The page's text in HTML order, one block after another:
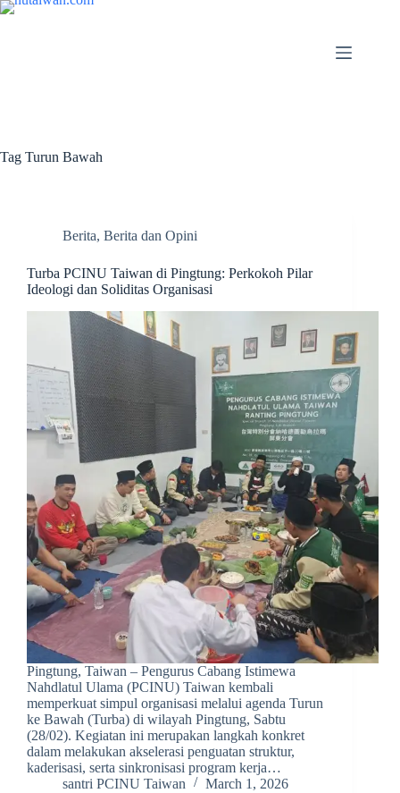
Tag Turun Bawah
Berita, Berita dan Opini
Turba PCINU Taiwan di Pingtung: Perkokoh Pilar
Ideologi dan Soliditas Organisasi
Pingtung, Taiwan – Pengurus Cabang Istimewa
Nahdlatul Ulama (PCINU) Taiwan kembali
memperkuat simpul organisasi melalui agenda Turun
ke Bawah (Turba) di wilayah Pingtung, Sabtu
(28/02). Kegiatan ini merupakan langkah konkret
dalam melakukan akselerasi penguatan struktur,
kaderisasi, serta sinkronisasi program kerja…
santri PCINU Taiwan
March 1, 2026